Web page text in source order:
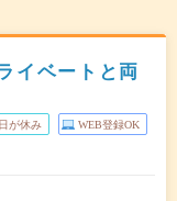
イベートと両
が休み WEB登録OK